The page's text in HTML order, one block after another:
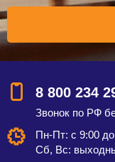
8 800 234
Звонок по РФ
Пн-Пт: с 9:00
Сб, Вс: